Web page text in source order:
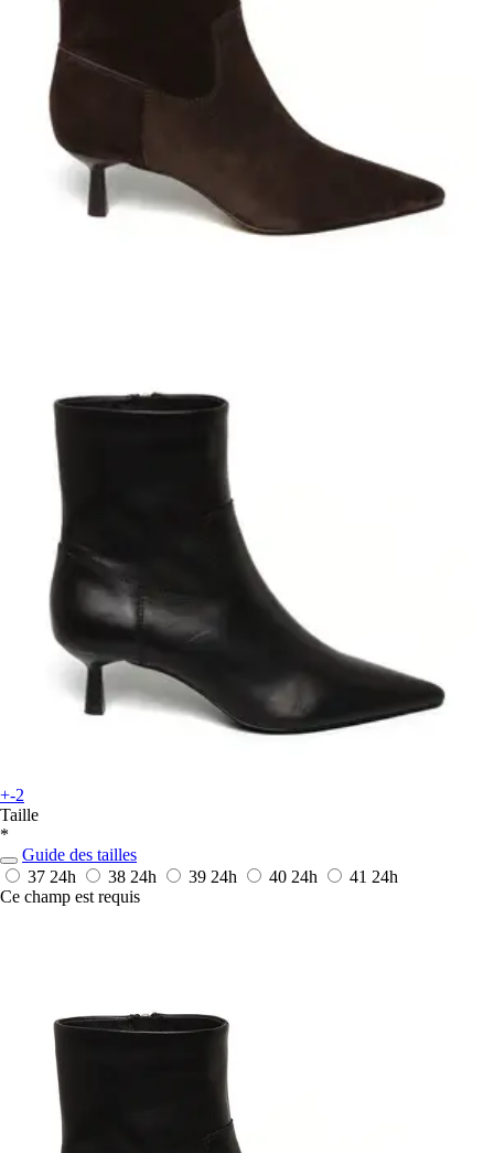
+-2
Taille
*
Guide des tailles
37 24h 38 24h 39 24h 40 24h 41 24h
Ce champ est requis